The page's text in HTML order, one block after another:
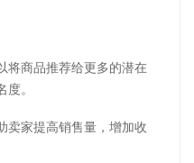
将商品推荐给更多的潜在
。
卖家提高销售量，增加收